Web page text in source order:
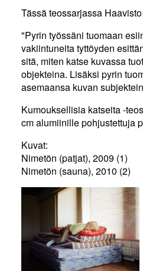
Tässä teossarjassa
"Pyrin työssäni tuomaan
vakiintuneita tyttöyden
sitä, miten katse kuvassa
objekteina. Lisäksi pyrin
asemaansa kuvan
Kumouksellisia katseita -
cm alumiinille pohjustettuja
Kuvat:
Nimetön (patjat), 2009 (1)
Nimetön (sauna), 2010 (2)